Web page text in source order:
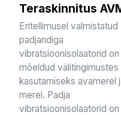
Teraskinnitus
Eritellimusel valmistatud
padjandiga
vibratsioonisolaatorid on
mõeldud välitingimustes
kasutamiseks avamerel
merel. Padja
vibratsioonisolaatorid on